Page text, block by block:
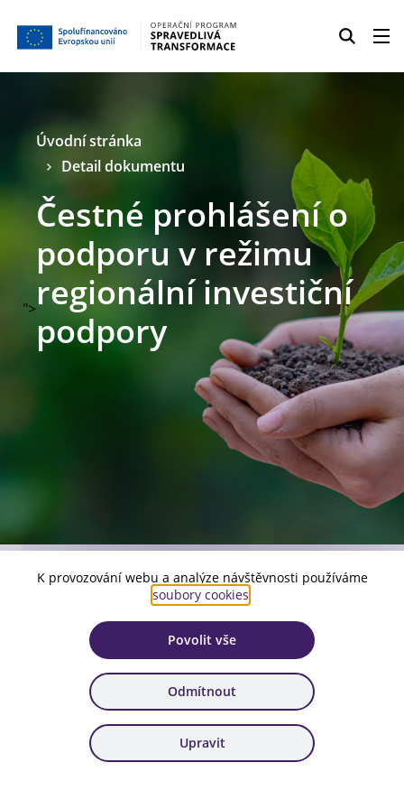
">
Úvodní stránka
Detail dokumentu
Čestné prohlášení o
podporu v režimu
regionální investiční
podpory
Číslo aktuální verze:
od 13. 2. 2026
Veřejná podpora
K provozování webu a analýze návštěvnosti používáme
soubory cookies
Povolit vše
Odmítnout
Upravit